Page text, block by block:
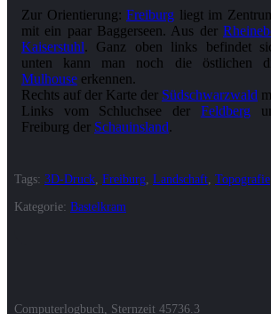
Zur Orientierung: Freiburg liegt im
mit ein paar Baggerseen. Aus der
Kaiserstuhl. Ganz oben links befindet
unten kann man noch die östlichen
Mulhouse erkennen.
Rechts auf der Karte der Südschwarzwald
Links vom Schluchsee der Feldberg
Freiburg der Schauinsland.
Tags: 3D-Druck Freiburg Landschaft Topografie
Kategorie: Bastelkram
Computerlogbuch, Sternzeit 45736.3